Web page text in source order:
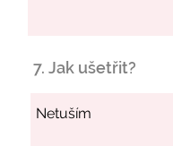
7. Jak ušetřit?